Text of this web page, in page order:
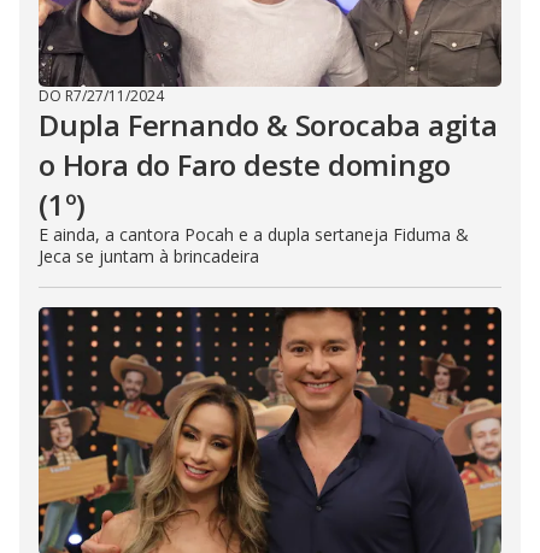
DO R7/27/11/2024
Dupla Fernando & Sorocaba agita
o Hora do Faro deste domingo
(1º)
E ainda, a cantora Pocah e a dupla sertaneja Fiduma &
Jeca se juntam à brincadeira